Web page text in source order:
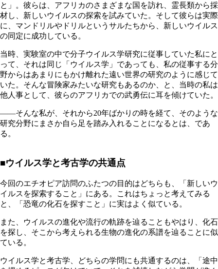
と」。彼らは、アフリカのさまざまな国を訪れ、霊長類から採
材し、新しいウイルスの探索を試みていた。そして彼らは実際
に、マンドリルやドリルというサルたちから、新しいウイルス
の同定に成功している。
当時、実験室の中で分子ウイルス学研究に従事していた私にと
って、それは同じ「ウイルス学」であっても、私の従事する分
野からはあまりにもかけ離れた遠い世界の研究のように感じて
いた。そんな冒険家みたいな研究もあるのか、と、当時の私は
他人事として、彼らのアフリカでの武勇伝に耳を傾けていた。
――そんな私が、それから20年ばかりの時を経て、そのような
研究分野にまさか自ら足を踏み入れることになるとは、であ
る。
■ウイルス学と考古学の共通点
今回のエチオピア訪問のふたつの目的はどちらも、「新しいウ
イルスを探索すること」にある。これはちょっと考えてみる
と、「恐竜の化石を探すこと」に実はよく似ている。
また、ウイルスの進化や流行の軌跡を辿ることもやはり、化石
を探し、そこから考えられる生物の進化の系譜を辿ることに似
ている。
ウイルス学と考古学、どちらの学問にも共通するのは、「途中